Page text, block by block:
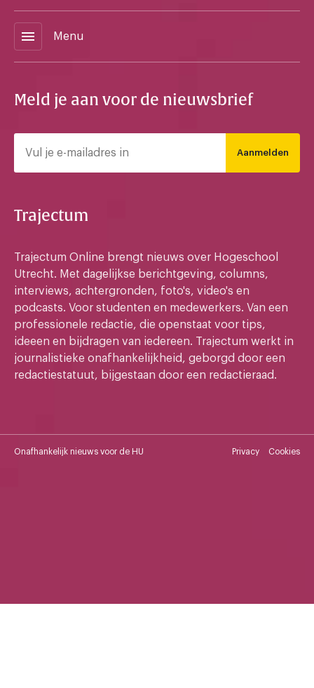
menu Menu
Meld je aan voor de nieuwsbrief
Aanmelden
Trajectum
Trajectum Online brengt nieuws over Hogeschool
Utrecht. Met dagelijkse berichtgeving, columns,
interviews, achtergronden, foto's, video's en
podcasts. Voor studenten en medewerkers. Van een
professionele redactie, die openstaat voor tips,
ideeen en bijdragen van iedereen. Trajectum werkt in
journalistieke onafhankelijkheid, geborgd door een
redactiestatuut, bijgestaan door een redactieraad.
Onafhankelijk nieuws voor de HU Privacy Cookies